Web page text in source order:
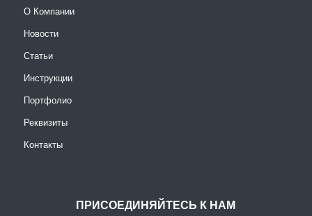
О Компании
Новости
Статьи
Инструкции
Портфолио
Реквизиты
Контакты
ПРИСОЕДИНЯЙТЕСЬ К НАМ